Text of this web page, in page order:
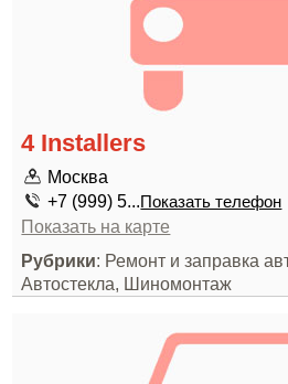
4 Installers
Москва
+7 (999) 5...Показать телефон
Показать на карте
Рубрики: Ремонт и заправка
Автостекла, Шиномонтаж